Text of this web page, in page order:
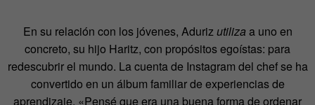
En su relación con los jóvenes, Adurizutiliza a uno en
concreto, su hijo Haritz, con propósitos egoístas: para
redescubrir el mundo. La cuenta de Instagram del chef se ha
convertido en un álbum familiar de experiencias de
aprendizaje. «Pensé que era una buena forma de ordenar